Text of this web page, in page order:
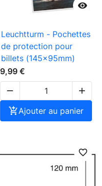

Leuchtturm - Pochettes
de protection pour
billets (145x95mm)
9,99 €


Ajouter au panier
favorite_border